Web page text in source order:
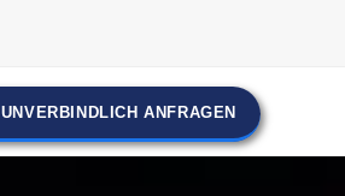
UNVERBINDLICH ANFRAGEN